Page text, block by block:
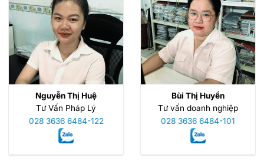
Nguyễn Thị Huệ
Tư Vấn Pháp Lý
028 3636 6484-122
Bùi Thị Huyền
Tư vấn doanh nghiệp
028 3636 6484-101